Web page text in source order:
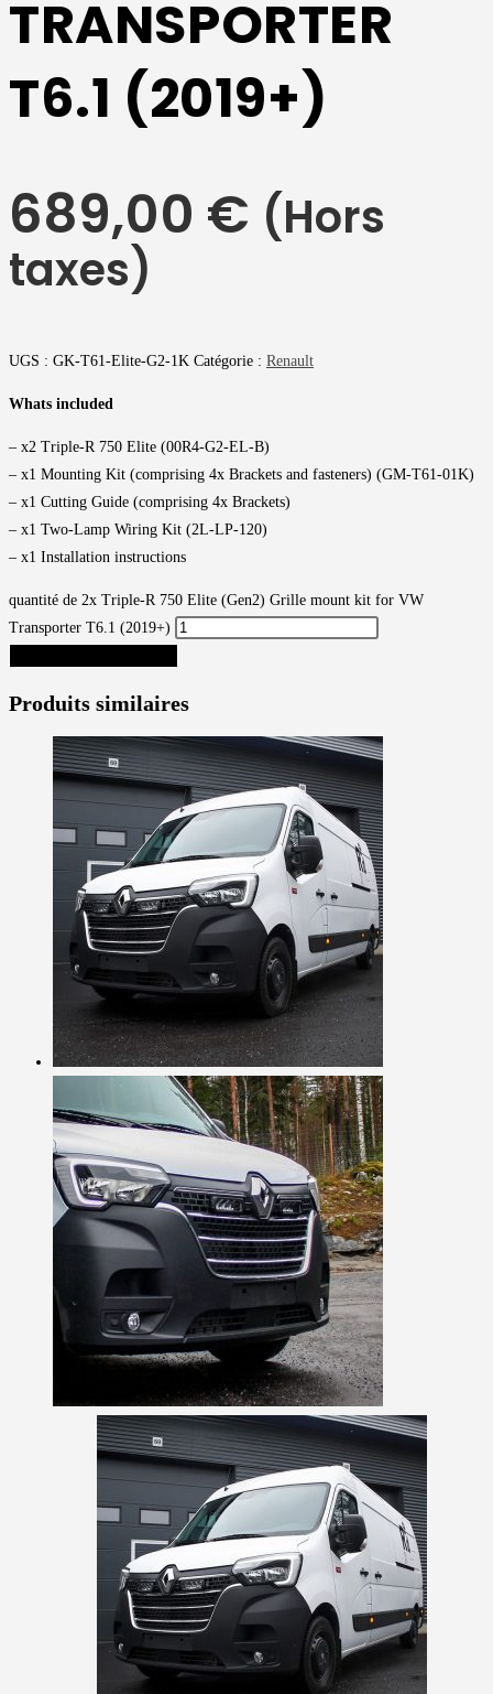
TRANSPORTER
T6.1 (2019+)
689,00 € (Hors
taxes)
UGS : GK-T61-Elite-G2-1K Catégorie : Renault
Whats included
– x2 Triple-R 750 Elite (00R4-G2-EL-B)
– x1 Mounting Kit (comprising 4x Brackets and fasteners) (GM-T61-01K)
– x1 Cutting Guide (comprising 4x Brackets)
– x1 Two-Lamp Wiring Kit (2L-LP-120)
– x1 Installation instructions
quantité de 2x Triple-R 750 Elite (Gen2) Grille mount kit for VW
Transporter T6.1 (2019+)
Produits similaires